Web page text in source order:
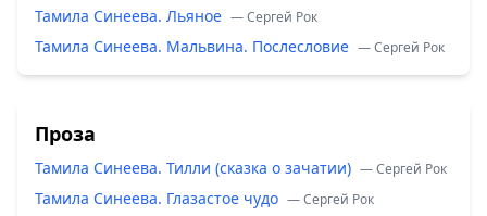
Тамила Синеева. Льяное — Сергей Рок
Тамила Синеева. Мальвина. Послесловие — Сергей Рок
Проза
Тамила Синеева. Тилли (сказка о зачатии) — Сергей Рок
Тамила Синеева. Глазастое чудо — Сергей Рок